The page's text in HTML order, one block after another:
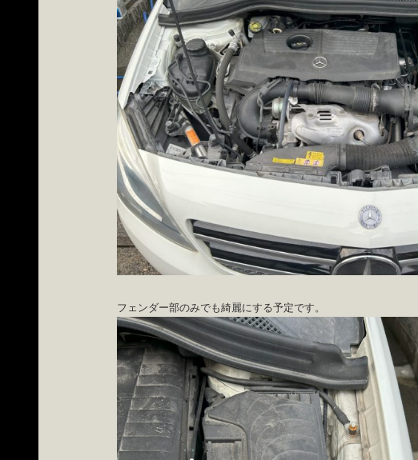
フェンダー部のみでも綺麗にする予定です。